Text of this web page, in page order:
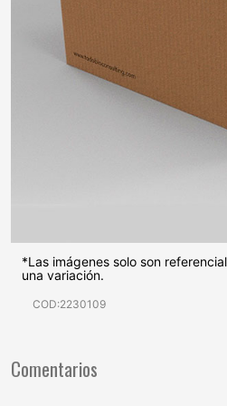
*Las imágenes solo son
una variación.
COD:2230109
Comentarios